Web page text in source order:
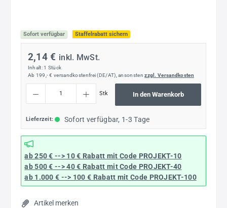
Sofort verfügbar Staffelrabatt sichern
2,14 € inkl. MwSt.
Inhalt: 1 Stück
Ab 199,- € versandkostenfrei (DE/AT), ansonstenzzgl. Versandkosten
Stk In den Warenkorb
Lieferzeit: Sofort verfügbar, 1-3 Tage
ab 250 € --> 10 € Rabatt mit Code PROJEKT-10
ab 500 € --> 40 € Rabatt mit Code PROJEKT-40
ab 1.000 € --> 100 € Rabatt mit Code PROJEKT-100
Artikel merken